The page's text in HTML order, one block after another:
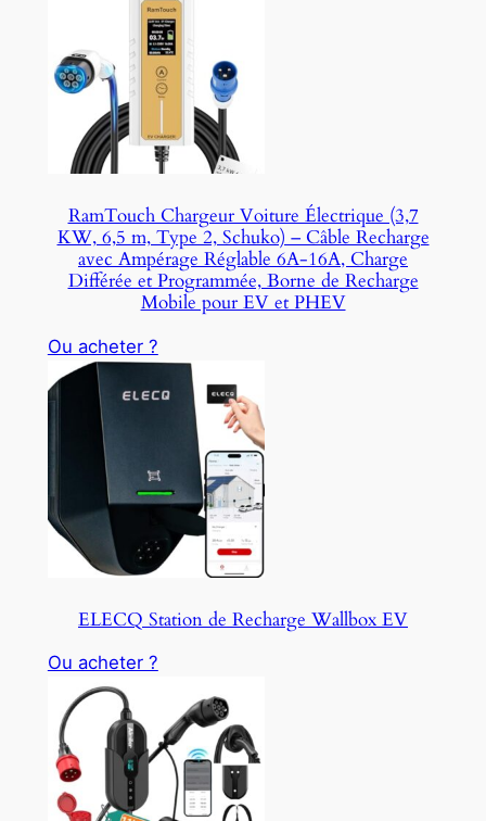
RamTouch Chargeur Voiture Électrique (3,7
KW, 6,5 m, Type 2, Schuko) – Câble Recharge
avec Ampérage Réglable 6A-16A, Charge
Différée et Programmée, Borne de Recharge
Mobile pour EV et PHEV
Ou acheter ?
ELECQ Station de Recharge Wallbox EV
Ou acheter ?